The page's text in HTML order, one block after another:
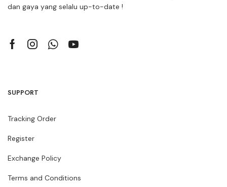
dan gaya yang selalu up-to-date !
SUPPORT
Tracking Order
Register
Exchange Policy
Terms and Conditions